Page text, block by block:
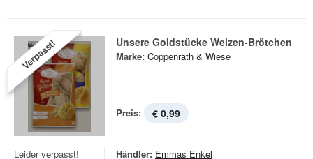
Verpasst! Unsere Goldstücke Weizen-Brötchen
Marke: Coppenrath & Wiese
Preis: € 0,99
Leider verpasst!
Händler: Emmas Enkel